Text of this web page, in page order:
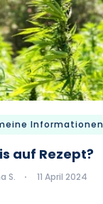
Informationen
auf Rezept?
S. 11 April 2024